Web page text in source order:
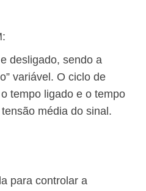
desligado, sendo a
variável. O ciclo de
tempo ligado e o tempo
média do sinal.
para controlar a